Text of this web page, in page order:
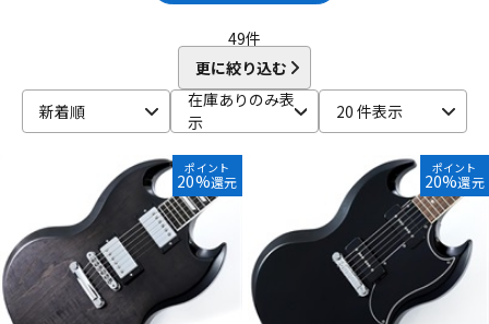
アンプ エフェクター
DJ機器
DEVISER dragonfly Duesenberg
E-II Epiphone
EVO
Fender
Fender (Japan Exclusive Series)
Fender Acoustics
Fender Custom Shop
Fender Japan
FERNANDES ／ Burny
Framus
Freedom Custom Guitar Research
G-J
G&L Gibson G-Life Guitars Godin
Grass Roots
GRECO
GRETSCH GUILD Guyatone
H.S.Anderson
Hagstrom
HAMER HARMONY
Heritage
49件
更に絞り込む
新着順
在庫ありのみ表
示
20 件表示
ポイント
20%還元
ポイント
20%還元